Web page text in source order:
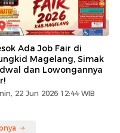
Ada Job Fair di
Magelang, Simak
dan Lowongannya
22 Jun 2026 12:44 WIB